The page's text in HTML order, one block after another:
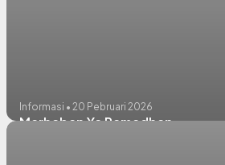
Informasi • 20 Pebruari 2026
Marhaban Ya Ramadhan